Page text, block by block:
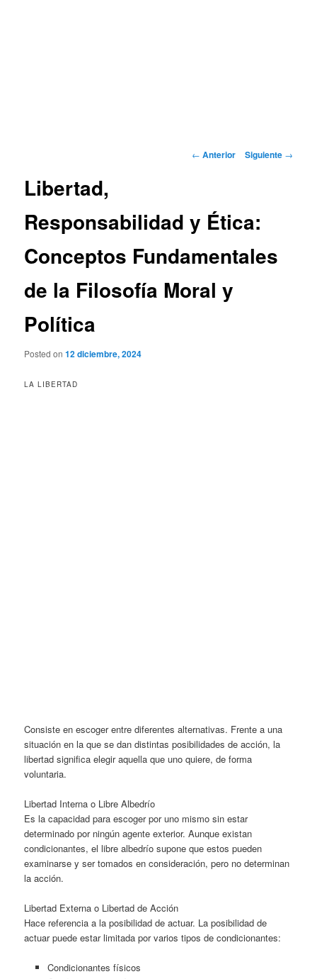
Navegación
← Anterior Siguiente →
Libertad,
Responsabilidad y Ética:
Conceptos Fundamentales
de la Filosofía Moral y
Política
Posted on12 diciembre, 2024
LA LIBERTAD
Consiste en escoger entre diferentes alternativas. Frente a una
situación en la que se dan distintas posibilidades de acción, la
libertad significa elegir aquella que uno quiere, de forma
voluntaria.
Libertad Interna o Libre Albedrío
Es la capacidad para escoger por uno mismo sin estar
determinado por ningún agente exterior. Aunque existan
condicionantes, el libre albedrío supone que estos pueden
examinarse y ser tomados en consideración, pero no determinan
la acción.
Libertad Externao Libertad de Acción
Hace referencia a la posibilidad de actuar. La posibilidad de
actuar puede estar limitada por varios tipos de condicionantes:
Condicionantes físicos